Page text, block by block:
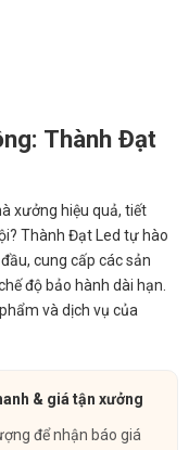
Thành Đạt
xưởng hiệu quả, tiết
Thành Đạt Led tự hào
cung cấp các sản
độ bảo hành dài hạn.
và dịch vụ của
& giá tận xưởng
để nhận báo giá